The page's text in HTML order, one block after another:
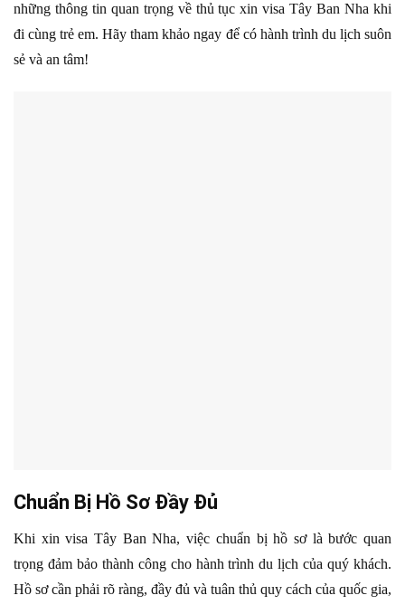
những thông tin quan trọng về thủ tục xin visa Tây Ban Nha khi
đi cùng trẻ em. Hãy tham khảo ngay để có hành trình du lịch suôn
sẻ và an tâm!
Chuẩn Bị Hồ Sơ Đầy Đủ
Khi xin visa Tây Ban Nha, việc chuẩn bị hồ sơ là bước quan
trọng đảm bảo thành công cho hành trình du lịch của quý khách.
Hồ sơ cần phải rõ ràng, đầy đủ và tuân thủ quy cách của quốc gia,